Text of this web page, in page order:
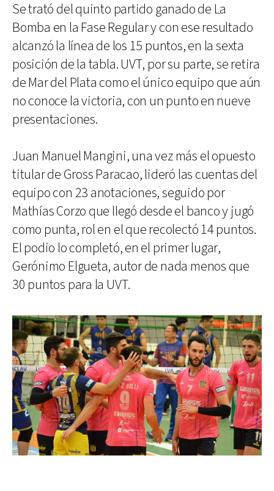
Se trató del quinto partido ganado de La
Bomba en la Fase Regular y con ese resultado
alcanzó la línea de los 15 puntos, en la sexta
posición de la tabla. UVT, por su parte, se retira
de Mar del Plata como el único equipo que aún
no conoce la victoria, con un punto en nueve
presentaciones.
Juan Manuel Mangini, una vez más el opuesto
titular de Gross Paracao, lideró las cuentas del
equipo con 23 anotaciones, seguido por
Mathías Corzo que llegó desde el banco y jugó
como punta, rol en el que recolectó 14 puntos.
El podio lo completó, en el primer lugar,
Gerónimo Elgueta, autor de nada menos que
30 puntos para la UVT.